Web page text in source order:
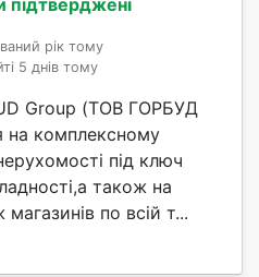
рік тому
5 днів тому
Group (ТОВ ГОРБУД
на комплексному
під ключ
також на
по всій т...